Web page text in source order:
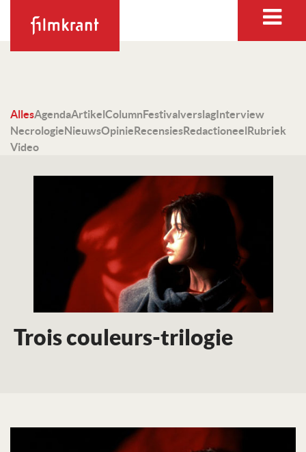
AllesAgendaArtikelColumnFestivalverslagInterview
NecrologieNieuwsOpinieRecensiesRedactioneelRubriek
Video
Trois couleurs-trilogie